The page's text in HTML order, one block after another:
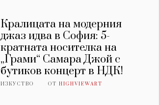
Кралицата на модерния
джаз идва в София: 5-
кратната носителка на
„Грами“ Самара Джой с
бутиков концерт в НДК!
ИЗКУСТВО ОТHIGHVIEWART